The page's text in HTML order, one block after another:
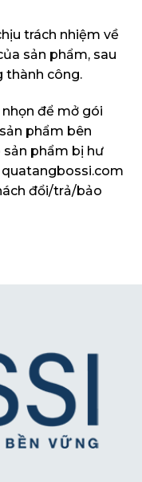
trách nhiệm về
sản phẩm, sau
thành công.
để mở gói
phẩm bên
phẩm bị hư
quatangbossi.com
đổi/trả/bảo